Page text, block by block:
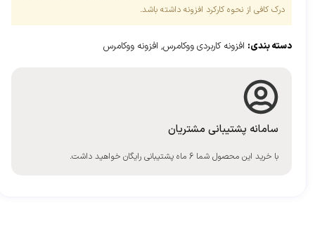
درک کافی از نحوه کارکرد افزونه داشته باشد.
دسته بندی: افزونه کاربردی ووکامرس, افزونه ووکامرس
سامانه پشتیبانی مشتریان
با خرید این محصول شما 6 ماه پشتیبانی رایگان خواهید داشت.